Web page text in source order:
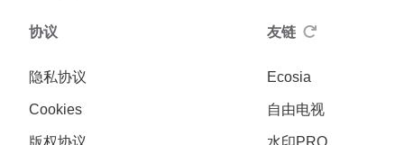
协议
隐私协议
Cookies
版权协议
友链
Ecosia
自由电视
水印PRO